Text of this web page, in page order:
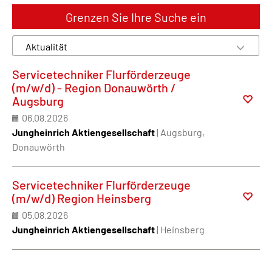
Grenzen Sie Ihre Suche ein
Servicetechniker Flurförderzeuge
(m/w/d) - Region Donauwörth /
Augsburg
06.08.2026
Jungheinrich Aktiengesellschaft| Augsburg,
Donauwörth
Servicetechniker Flurförderzeuge
(m/w/d) Region Heinsberg
05.08.2026
Jungheinrich Aktiengesellschaft| Heinsberg